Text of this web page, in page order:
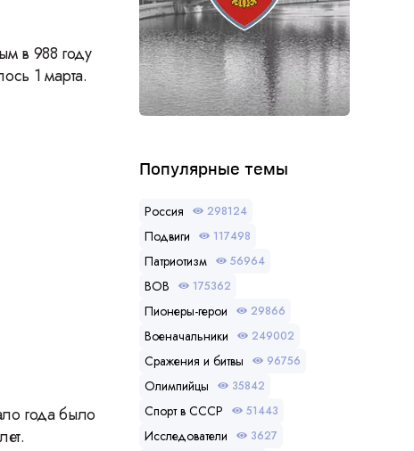
в 988 году
1 марта.
года было
Популярные темы
Россия 298124
Подвиги 117498
Патриотизм 56964
ВОВ 175362
Пионеры-герои 29866
Военачальники 249002
Сражения и битвы 96756
Олимпийцы 35842
Спорт в СССР 51443
Исследователи 3627